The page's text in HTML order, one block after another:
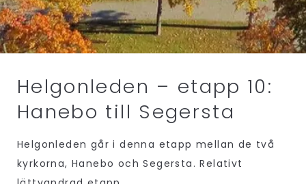
Helgonleden – etapp 10:
Hanebo till Segersta
Helgonleden går i denna etapp mellan de två
kyrkorna, Hanebo och Segersta. Relativt